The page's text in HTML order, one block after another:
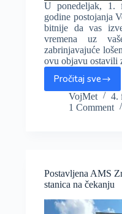
U ponedeljak, 1.
godine postojanja
bitnije da vas
vremena uz
zabrinjavajuće
ovu objavu
Pročitaj sve
Četiri
godine
postojanja
VojMet
4.
1 Comment
Postavljena AMS
stanica na čekanju